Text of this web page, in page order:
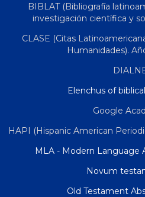
BIBLAT (Bibliografía
investigación científica y
CLASE (Citas
Humanidades).
Elenchus of
Google
HAPI (Hispanic American
MLA - Modern Language
Novum
Old Testament